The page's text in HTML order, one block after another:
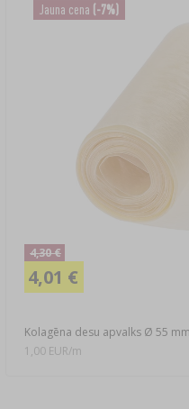
Jauna cena (-7%)
Kolagēna desu apvalks Ø 55
4,30 €
4,01 €
1,00 EUR/m